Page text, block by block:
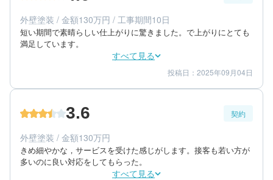
築年数：31年
外壁塗装 / 金額130万円 / 工事期間10日
短い期間で素晴らしい仕上がりに驚きました。で上がりにとても
満足しています。
すべて見る
仕上がり 3
満足度 5
70代/女性/一戸建て
築年数：37年
投稿日：2025年09月04日
3.6 契約
外壁塗装 / 金額130万円
きめ細やかな，サービスを受けた感じがします。接客も若い方が
多いのに良い対応をしてもらった。
すべて見る